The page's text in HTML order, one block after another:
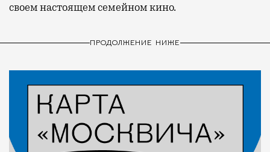
своем настоящем семейном кино.
ПРОДОЛЖЕНИЕ НИЖЕ